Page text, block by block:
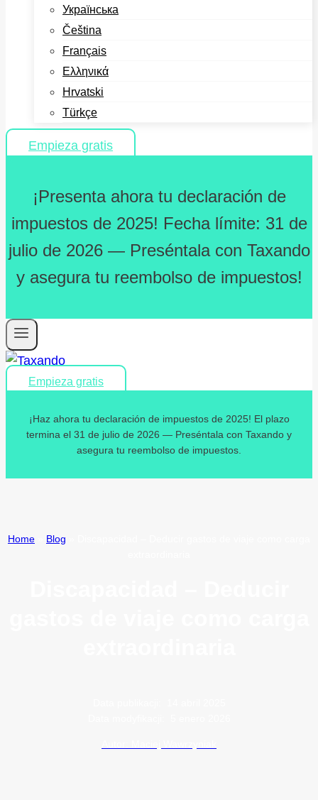
Українська
Čeština
Français
Ελληνικά
Hrvatski
Türkçe
Empieza gratis
¡Presenta ahora tu declaración de
impuestos de 2025! Fecha límite: 31 de
julio de 2026 — Preséntala con Taxando
y asegura tu reembolso de impuestos!
Empieza gratis
¡Haz ahora tu declaración de impuestos de 2025! El plazo
termina el 31 de julio de 2026 — Preséntala con Taxando y
asegura tu reembolso de impuestos.
Home Blog